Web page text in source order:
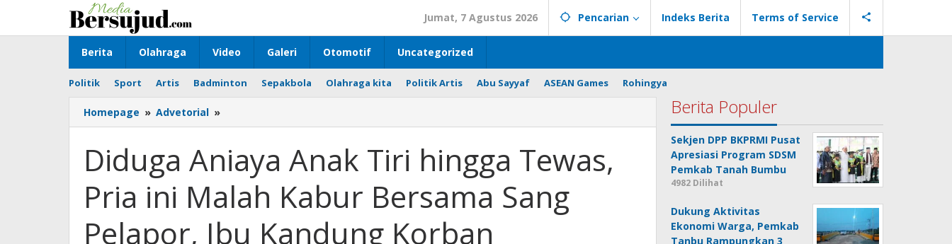
konten
Jumat, 7 Agustus 2026 Pencarian Indeks Berita Terms of Service
Berita Olahraga Video Galeri Otomotif Uncategorized
Politik Sport Artis Badminton Sepakbola Olahraga kita Politik Artis Abu Sayyaf ASEAN Games Rohingya
Homepage » Advetorial »
Aniaya
Tiri
hingga
Tewas,
Pria
Malah
Diduga Aniaya Anak Tiri hingga Tewas,
Pria ini Malah Kabur Bersama Sang
Pelapor, Ibu Kandung Korban
Berita Populer
Sekjen DPP BKPRMI Pusat
Apresiasi Program SDSM
Pemkab Tanah Bumbu
4982 Dilihat
Dukung Aktivitas
Ekonomi Warga, Pemkab
Tanbu Rampungkan 3